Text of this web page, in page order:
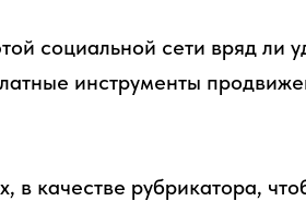
социальной сети вряд ли
инструменты
в качестве рубрикатора,